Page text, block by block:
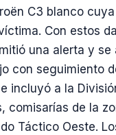
C3 blanco
Con estos
una alerta y
con seguimiento
incluyó a la
comisarías de la
Táctico Oeste.